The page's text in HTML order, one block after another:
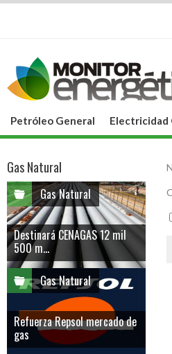
Petróleo General Electricidad
Gas Natural
Gas Natural
Destinará CENAGAS 12 mil
500 m...
Gas Natural
Refuerza Repsol mercado de
gas